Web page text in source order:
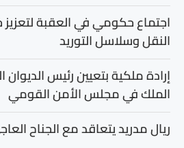
اجتماع حكومي في العقبة
النقل وسلاسل التوريد
إرادة ملكية بتعيين رئيس
الملك في مجلس الأمن القومي
ريال مدريد يتعاقد مع الجناح